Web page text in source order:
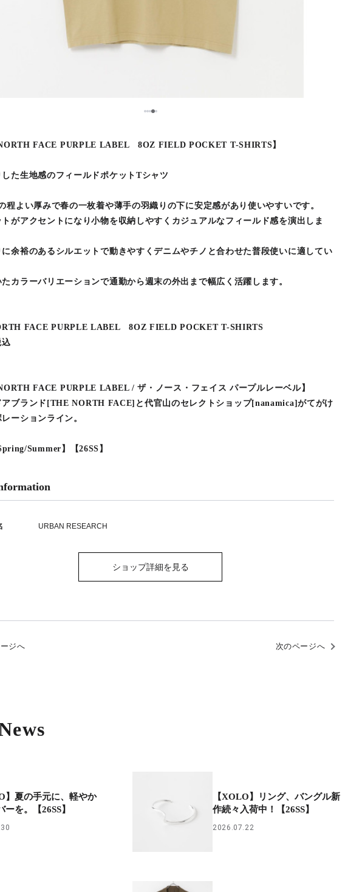
12345
FACE PURPLE LABEL 8OZ FIELD POCKET T-SHIRTS】
した生地感のフィールドポケットTシャツ
程よい厚みで春の一枚着や薄手の羽織りの下に安定感があり使いやすいです。
トがアクセントになり小物を収納しやすくカジュアルなフィールド感を演出しま
に余裕のあるシルエットで動きやすくデニムやチノと合わせた普段使いに適してい
カラーバリエーションで通勤から週末の外出まで幅広く活躍します。
FACE PURPLE LABEL 8OZ FIELD POCKET T-SHIRTS
込
FACE PURPLE LABEL / ザ・ノース・フェイス パープルレーベル】
アブランド[THE NORTH FACE]と代官山のセレクトショップ[nanamica]がてがけ
ーションライン。
Summer】【26SS】
URBAN RESEARCH
ショップ詳細を見る
ジへ 次のページへ
】夏の手元に、軽やか
ーを。【26SS】
【XOLO】リング、バングル新
作続々入荷中！【26SS】
2026.07.22